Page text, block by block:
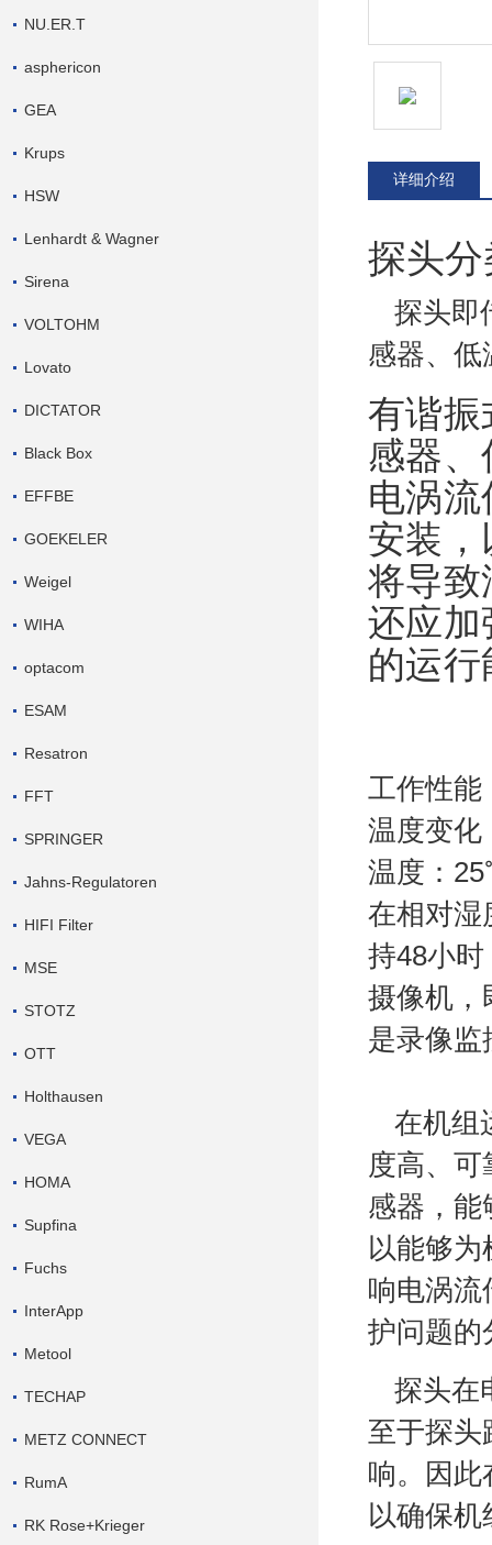
NU.ER.T
asphericon
GEA
Krups
HSW
Lenhardt & Wagner
Sirena
VOLTOHM
Lovato
DICTATOR
Black Box
EFFBE
GOEKELER
Weigel
WIHA
optacom
ESAM
Resatron
FFT
SPRINGER
Jahns-Regulatoren
HIFI Filter
MSE
STOTZ
OTT
Holthausen
VEGA
HOMA
Supfina
Fuchs
InterApp
Metool
TECHAP
METZ CONNECT
RumA
RK Rose+Krieger
详细介绍
探头分
探头即
感器、低
有谐振
感器
电涡
安装
将导
还应
的运
工作性能
温度变
温度：
在相对湿
持48小
摄像机，
是录像
在机组
度高、
感器，能
以能够
响电涡流
护问题的
探头在
至于探头
响。因此
以确保